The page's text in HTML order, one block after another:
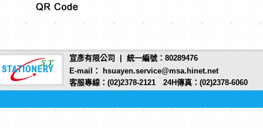
宣彥有限公司 | 統一編號：80289476
E-mail： hsuayen.service@msa.hinet.net
客服專線：(02)2378-2121 24H傳真：(02)2378-6060